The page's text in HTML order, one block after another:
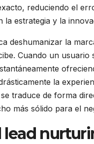
reduciendo el
la estrategia y la
deshumanizar la
Cuando un
la
traduce de forma
más sólido para el
lead